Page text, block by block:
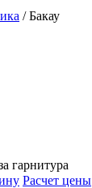
/ Бакау
гарнитура
Расчет цены